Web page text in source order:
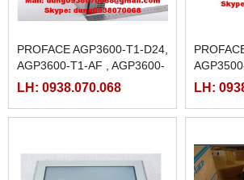
PROFACE AGP3600-T1-D24,
AGP3600-T1-AF , AGP3600-
T1-D24-M, AGP3600-T1-AF-
LH: 0938.070.068 LH: